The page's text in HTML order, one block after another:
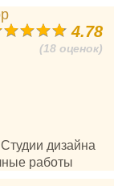
4.78
(18 оценок)
дизайна
работы